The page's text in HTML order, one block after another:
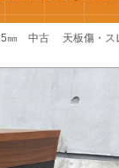
㎜ 中古 天板傷・ス